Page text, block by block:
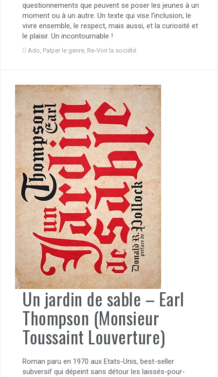
questionnements que peuvent se poser les jeunes à un
moment ou à un autre. Un texte qui vise l’inclusion, le
vivre ensemble, le respect, mais aussi, et la curiosité et
le plaisir. Un incontournable !
Ado Palper le genre Re-Voir la société
Un jardin de sable – Earl
Thompson (Monsieur
Toussaint Louverture)
Roman paru en 1970 aux Etats-Unis, best-seller
subversif qui dépeint sans détour les laissés-pour-